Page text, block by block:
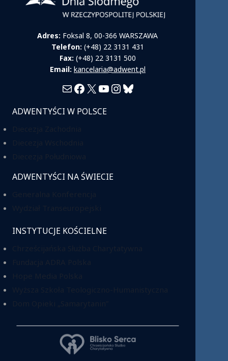
Adres: Foksal 8, 00-366 WARSZAWA
Telefon: (+48) 22 3131 431
Fax: (+48) 22 3131 500
Email: kancelaria@adwent.pl
MailFacebook
X YouTube
Instagram
Bluesky
ADWENTYŚCI W POLSCE
ADWENTYŚCI NA ŚWIECIE
INSTYTUCJE KOŚCIELNE